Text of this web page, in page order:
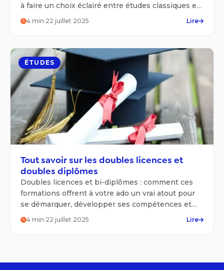
à faire un choix éclairé entre études classiques et
formation en entreprise.
4 min·22 juillet 2025 Lire
ÉTUDES
Tout savoir sur les doubles licences et
doubles diplômes
Doubles licences et bi-diplômes : comment ces
formations offrent à votre ado un vrai atout pour
se démarquer, développer ses compétences et
viser plus haut.
4 min·22 juillet 2025 Lire